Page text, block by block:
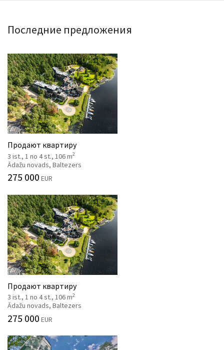
Последние предложения
Продают квартиру
3 ist., 1 no 4 st., 106 m2
Ādažu novads, Baltezers
275 000 EUR
Продают квартиру
3 ist., 1 no 4 st., 106 m2
Ādažu novads, Baltezers
275 000 EUR